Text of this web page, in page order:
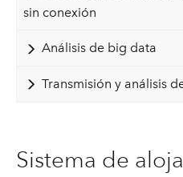
sin conexión
Análisis de big data
Transmisión y análisis
Sistema de